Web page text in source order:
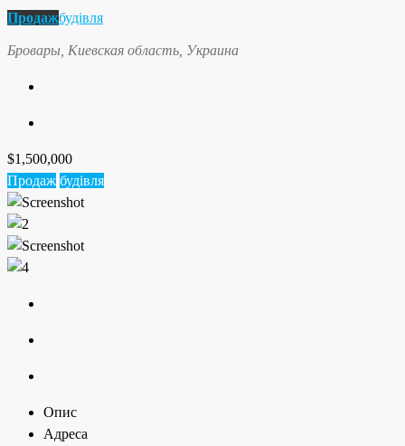
Продажбудівля
Бровары, Киевская область, Украина
$1,500,000
Продаж будівля
Опис
Адреса